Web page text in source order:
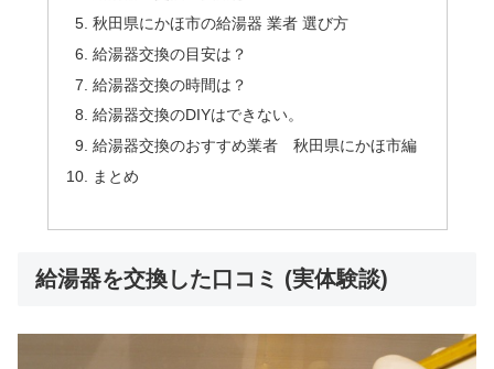
秋田県にかほ市の給湯器 業者 選び方
給湯器交換の目安は？
給湯器交換の時間は？
給湯器交換のDIYはできない。
給湯器交換のおすすめ業者 秋田県にかほ市編
まとめ
給湯器を交換した口コミ (実体験談)